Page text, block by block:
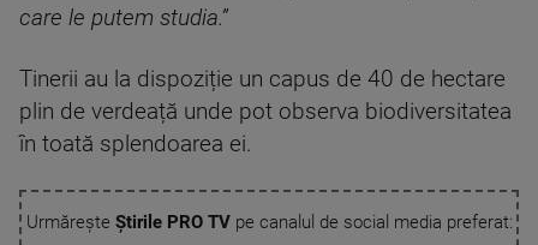
care le putem studia.”
Tinerii au la dispoziție un capus de 40 de hectare
plin de verdeață unde pot observa biodiversitatea
în toată splendoarea ei.
Urmărește Știrile PRO TVpe canalul de social media preferat: